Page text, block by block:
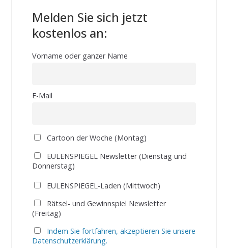
Melden Sie sich jetzt
kostenlos an:
Vorname oder ganzer Name
E-Mail
Cartoon der Woche (Montag)
EULENSPIEGEL Newsletter (Dienstag und
Donnerstag)
EULENSPIEGEL-Laden (Mittwoch)
Rätsel- und Gewinnspiel Newsletter
(Freitag)
Indem Sie fortfahren, akzeptieren Sie unsere
Datenschutzerklärung.